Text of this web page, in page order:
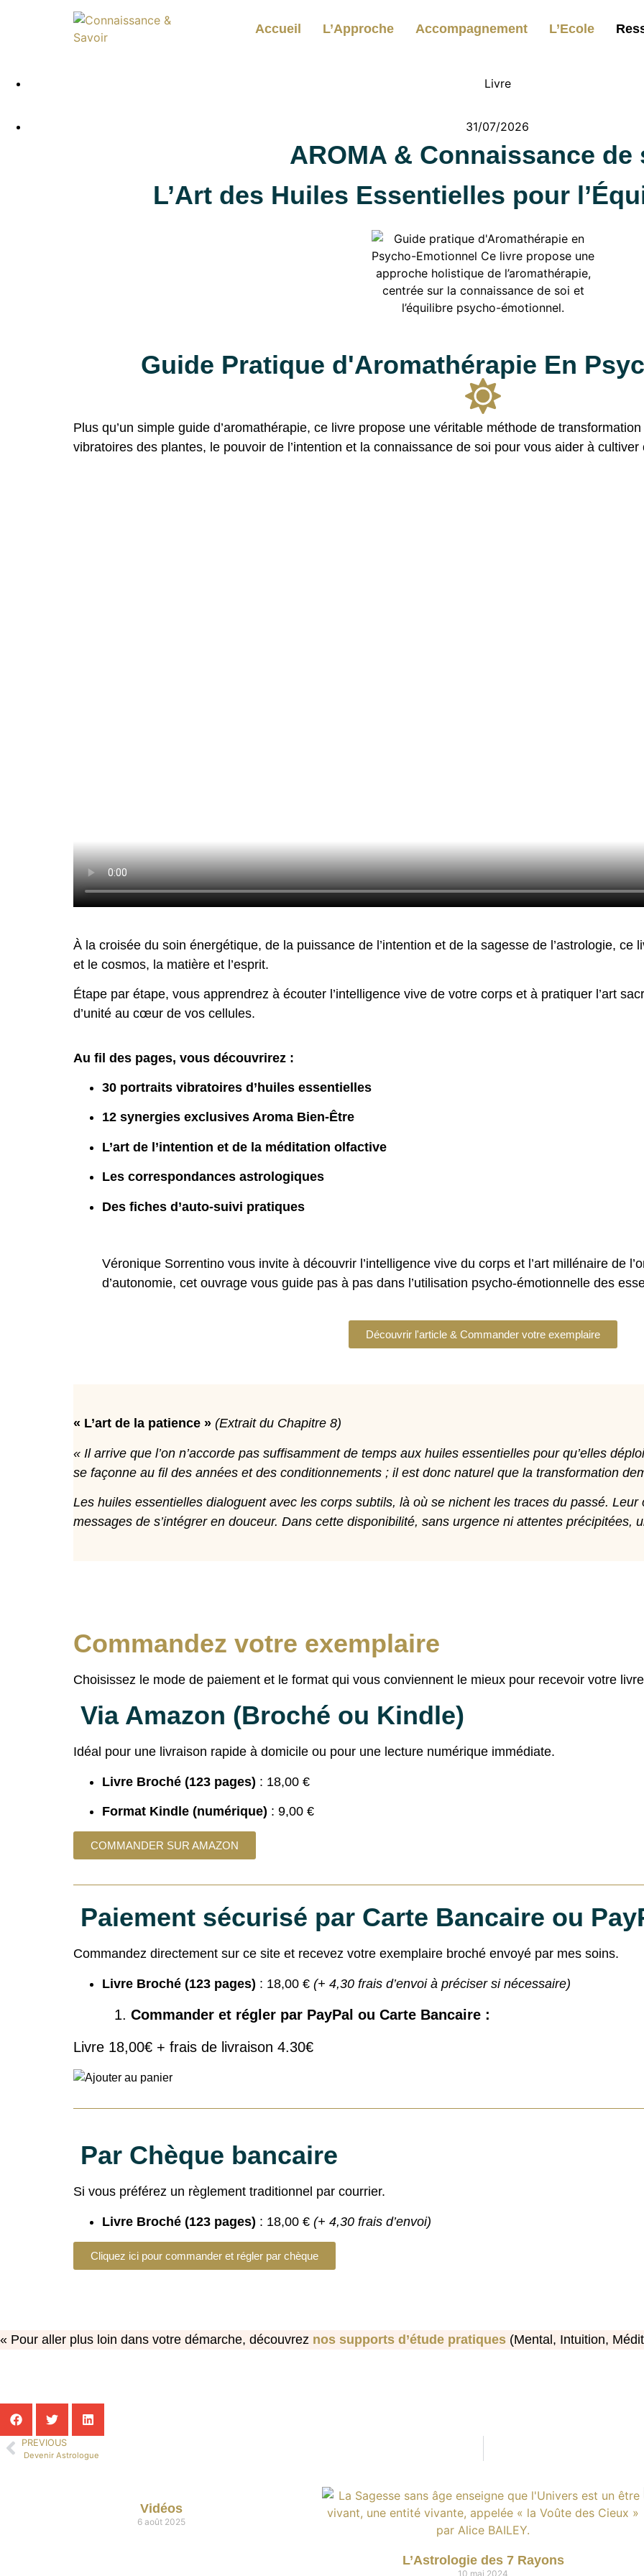
Accueil L’Approche Accompagnement L’Ecole
Livre
31/07/2026
AROMA & Connaissance de
L’Art des Huiles Essentielles pour
Guide Pratique d'Aromathérapie En
Plus qu’un simple guide d’aromathérapie, ce livre propose une véritable méthode de
vibratoires des plantes, le pouvoir de l’intention et la connaissance de soi pour vous aider à
À la croisée du soin énergétique, de la puissance de l’intention et de la sagesse de l’astrologie,
et le cosmos, la matière et l’esprit.
Étape par étape, vous apprendrez à écouter l’intelligence vive de votre corps et à pratiquer l’art
d’unité au cœur de vos cellules.
Au fil des pages, vous découvrirez :
30 portraits vibratoires d’huiles essentielles
12 synergies exclusives Aroma Bien-Être
L’art de l’intention et de la méditation olfactive
Les correspondances astrologiques
Des fiches d’auto-suivi pratiques
Véronique Sorrentino vous invite à découvrir l’intelligence vive du corps et l’art millénaire de
d’autonomie, cet ouvrage vous guide pas à pas dans l’utilisation psycho-émotionnelle des
Découvrir l'article & Commander votre exemplaire
« L’art de la patience » (Extrait du Chapitre 8)
« Il arrive que l’on n’accorde pas suffisamment de temps aux huiles essentielles pour qu’elles
se façonne au fil des années et des conditionnements ; il est donc naturel que la transformation
Les huiles essentielles dialoguent avec les corps subtils, là où se nichent les traces du passé. Leur
messages de s’intégrer en douceur. Dans cette disponibilité, sans urgence ni attentes précipitées,
Commandez votre exemplaire
Choisissez le mode de paiement et le format qui vous conviennent le mieux pour recevoir votre
Via Amazon (Broché ou Kindle)
Idéal pour une livraison rapide à domicile ou pour une lecture numérique immédiate.
Livre Broché (123 pages) : 18,00 €
Format Kindle (numérique) : 9,00 €
COMMANDER SUR AMAZON
Paiement sécurisé par Carte Bancaire ou
Commandez directement sur ce site et recevez votre exemplaire broché envoyé par mes soins.
Livre Broché (123 pages) : 18,00 € (+ 4,30 frais d’envoi à préciser si nécessaire)
Commander et régler par PayPal ou Carte Bancaire :
Livre 18,00€ + frais de livraison 4.30€
Par Chèque bancaire
Si vous préférez un règlement traditionnel par courrier.
Livre Broché (123 pages) : 18,00 € (+ 4,30 frais d’envoi)
Cliquez ici pour commander et régler par chèque
« Pour aller plus loin dans votre démarche, découvrez nos supports d’étude pratiques (Mental, Intuition,
PREVIOUS
Devenir Astrologue
Vidéos
6 août 2025
L’Astrologie des 7 Rayons
10 mai 2024